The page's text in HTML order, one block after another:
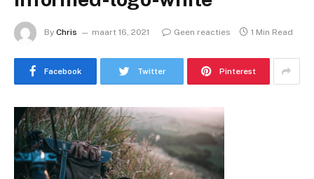
By Chris maart 16, 2021 Geen reacties 1 Min Read
Facebook Twitter Pinterest